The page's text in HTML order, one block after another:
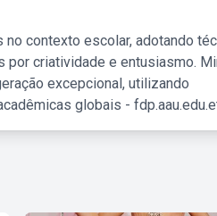
contexto escolar, adotando
criatividade e entusiasmo.
excepcional, utilizando
globais -